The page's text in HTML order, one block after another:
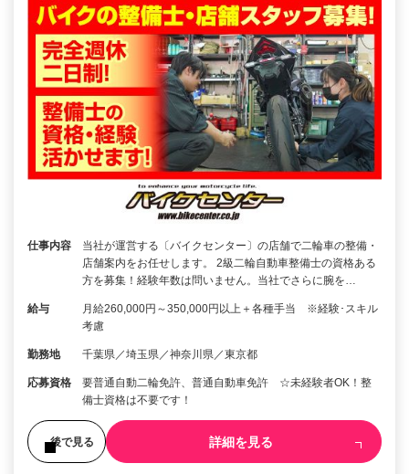
仕事内容
当社が運営する〔バイクセンター〕の店舗で二輪車の整備・
店舗案内をお任せします。 2級二輪自動車整備士の資格ある
方を募集！経験年数は問いません。当社でさらに腕を…
給与
月給260,000円～350,000円以上＋各種手当 ※経験･スキル
考慮
勤務地 千葉県／埼玉県／神奈川県／東京都
応募資格
要普通自動二輪免許、普通自動車免許 ☆未経験者OK！整
備士資格は不要です！
後で見る 詳細を見る